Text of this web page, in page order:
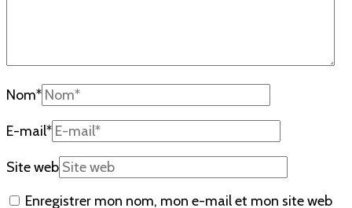
Nom*
E-mail*
Site web
Enregistrer mon nom, mon e-mail et mon site web